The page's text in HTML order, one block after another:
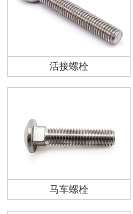
活接螺栓
马车螺栓